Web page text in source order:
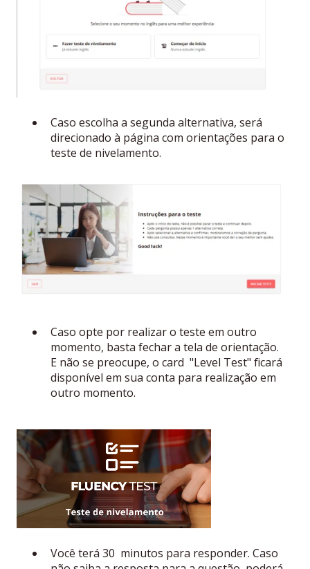
Caso escolha a segunda alternativa, será
direcionado à página com orientações para o
teste de nivelamento.
Caso opte por realizar o teste em outro
momento, basta fechar a tela de orientação.
E não se preocupe, o card "Level Test" ficará
disponível em sua conta para realização em
outro momento.
Você terá 30 minutos para responder. Caso